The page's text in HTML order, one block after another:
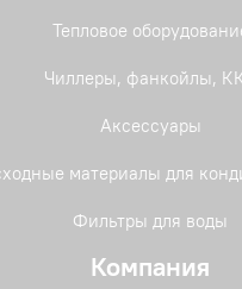
Тепловое
Чиллеры, фанкойлы,
Аксессуары
материалы для
Фильтры для воды
Компания